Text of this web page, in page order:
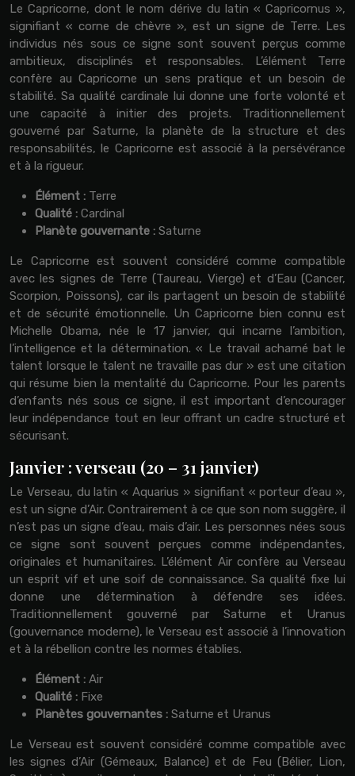
Le Capricorne, dont le nom dérive du latin « Capricornus »,
signifiant « corne de chèvre », est un signe de Terre. Les
individus nés sous ce signe sont souvent perçus comme
ambitieux, disciplinés et responsables. L’élément Terre
confère au Capricorne un sens pratique et un besoin de
stabilité. Sa qualité cardinale lui donne une forte volonté et
une capacité à initier des projets. Traditionnellement
gouverné par Saturne, la planète de la structure et des
responsabilités, le Capricorne est associé à la persévérance
et à la rigueur.
Élément : Terre
Qualité : Cardinal
Planète gouvernante : Saturne
Le Capricorne est souvent considéré comme compatible
avec les signes de Terre (Taureau, Vierge) et d’Eau (Cancer,
Scorpion, Poissons), car ils partagent un besoin de stabilité
et de sécurité émotionnelle. Un Capricorne bien connu est
Michelle Obama, née le 17 janvier, qui incarne l’ambition,
l’intelligence et la détermination. « Le travail acharné bat le
talent lorsque le talent ne travaille pas dur » est une citation
qui résume bien la mentalité du Capricorne. Pour les parents
d’enfants nés sous ce signe, il est important d’encourager
leur indépendance tout en leur offrant un cadre structuré et
sécurisant.
Janvier : verseau (20 – 31 janvier)
Le Verseau, du latin « Aquarius » signifiant « porteur d’eau »,
est un signe d’Air. Contrairement à ce que son nom suggère, il
n’est pas un signe d’eau, mais d’air. Les personnes nées sous
ce signe sont souvent perçues comme indépendantes,
originales et humanitaires. L’élément Air confère au Verseau
un esprit vif et une soif de connaissance. Sa qualité fixe lui
donne une détermination à défendre ses idées.
Traditionnellement gouverné par Saturne et Uranus
(gouvernance moderne), le Verseau est associé à l’innovation
et à la rébellion contre les normes établies.
Élément : Air
Qualité : Fixe
Planètes gouvernantes : Saturne et Uranus
Le Verseau est souvent considéré comme compatible avec
les signes d’Air (Gémeaux, Balance) et de Feu (Bélier, Lion,